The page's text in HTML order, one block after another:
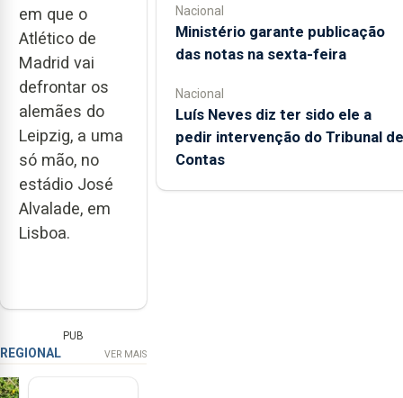
em que o
Atlético de
Madrid vai
defrontar os
alemães do
Leipzig, a uma
só mão, no
estádio José
Alvalade, em
Lisboa.
PUB
REGIONAL VER MAIS
Nacional
Ministério garante publicação
das notas na sexta-feira
Nacional
Luís Neves diz ter sido ele a
pedir intervenção do Tribunal de
Contas